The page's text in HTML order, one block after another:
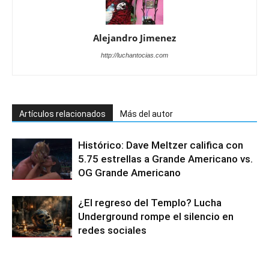
Alejandro Jimenez
http://luchantocias.com
Artículos relacionados Más del autor
Histórico: Dave Meltzer califica con
5.75 estrellas a Grande Americano vs.
OG Grande Americano
¿El regreso del Templo? Lucha
Underground rompe el silencio en
redes sociales